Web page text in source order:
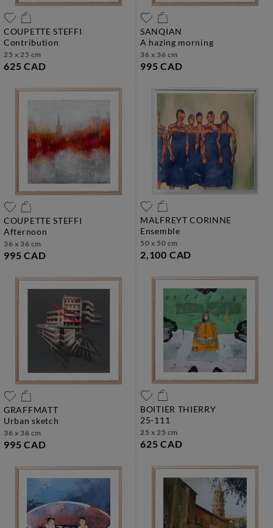
COUPETTE STEFFI
contribution
25 x 25 cm
625 CAD
SANQIAN
a hazing morning
36 x 36 cm
995 CAD
COUPETTE STEFFI
afternoon
36 x 36 cm
995 CAD
MALFREYT CORINNE
ensemble
50 x 50 cm
2,100 CAD
GRAFFMATT
urban sketch
36 x 36 cm
995 CAD
BOITIER THIERRY
25-111
25 x 25 cm
625 CAD